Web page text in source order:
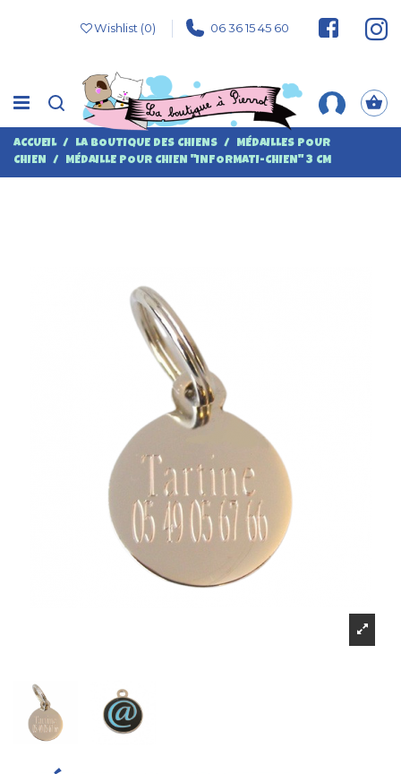
Wishlist (0) 06 36 15 45 60
ACCUEIL LA BOUTIQUE DES CHIENS
MÉDAILLES POUR
CHIEN
MÉDAILLE POUR CHIEN "INFORMATI-CHIEN" 3 CM